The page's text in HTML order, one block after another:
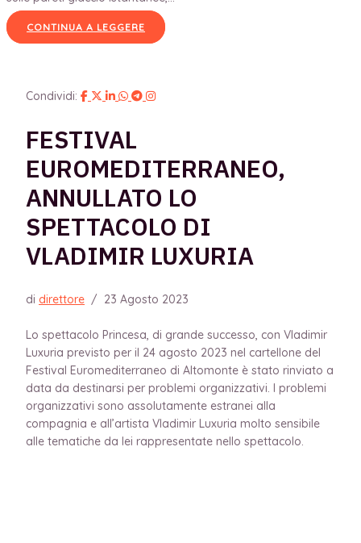
CONTINUA A LEGGERE
Condividi:
FESTIVAL
EUROMEDITERRANEO,
ANNULLATO LO
SPETTACOLO DI
VLADIMIR LUXURIA
di direttore / 23 Agosto 2023
Lo spettacolo Princesa, di grande successo, con Vladimir
Luxuria previsto per il 24 agosto 2023 nel cartellone del
Festival Euromediterraneo di Altomonte è stato rinviato a
data da destinarsi per problemi organizzativi. I problemi
organizzativi sono assolutamente estranei alla
compagnia e all’artista Vladimir Luxuria molto sensibile
alle tematiche da lei rappresentate nello spettacolo.